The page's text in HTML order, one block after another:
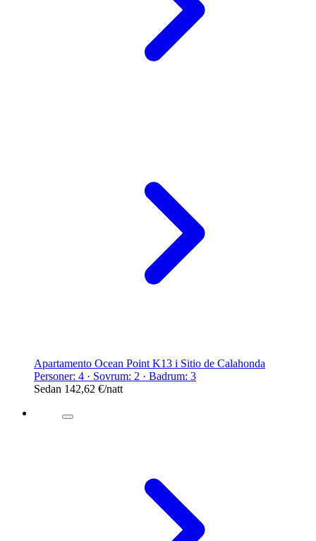
Apartamento Ocean Point K13 i Sitio de Calahonda
Personer: 4 · Sovrum: 2 · Badrum: 3
Sedan 142,62 €/natt